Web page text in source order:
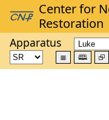
Apparatus
≣ 🕮 ⮺